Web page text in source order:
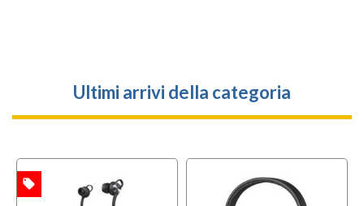
Ultimi arrivi della categoria
local_offer